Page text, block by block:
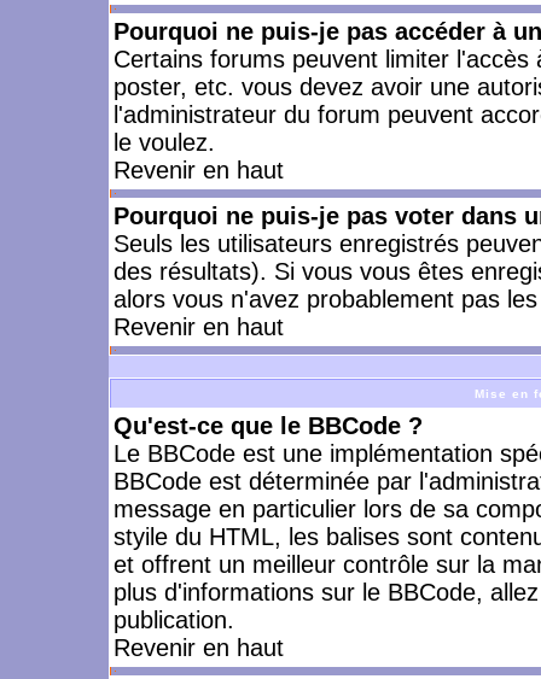
Pourquoi ne puis-je pas accéder à
Certains forums peuvent limiter
poster, etc. vous devez avoir une
l'administrateur du forum peuvent
le voulez.
Revenir en haut
Pourquoi ne puis-je pas voter dans
Seuls les utilisateurs enregistrés
des résultats). Si vous vous êtes
alors vous n'avez probablement pas
Revenir en haut
Mise en
Qu'est-ce que le BBCode ?
Le BBCode est une implémentation
BBCode est déterminée par
message en particulier lors de sa
styile du HTML, les balises sont
et offrent un meilleur contrôle sur la
plus d'informations sur le BBCode,
publication.
Revenir en haut